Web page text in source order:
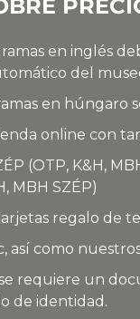
en inglés
del
en húngaro
online con
(OTP, K&H,
MBH SZÉP)
regalo de
así como
requiere un
de identidad.